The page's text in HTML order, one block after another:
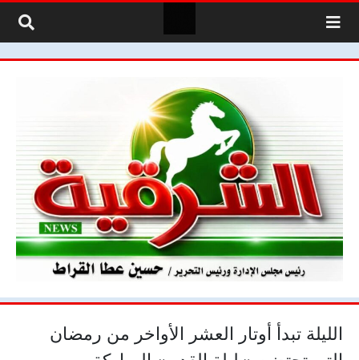
الليلة تبدأ أوتار العشر الأواخر من رمضان